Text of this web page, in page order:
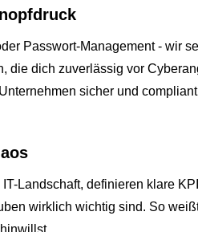
Passwort-Management - wir
die dich zuverlässig vor
sicher und
Landschaft, definieren klare
wirklich wichtig sind. So